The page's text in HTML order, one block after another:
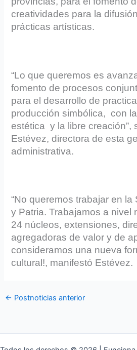
creatividades para la
prácticas artísticas.
“Lo que queremos es
fomento de procesos
para el desarrollo de
producción simbólica, con
estética y la libre creación”,
Estévez, directora de esta
administrativa.
“No queremos trabajar en la
y Patria. Trabajamos a nivel
24 núcleos, extensiones,
agregadoras de valor y de
consideramos una nueva
cultural!, manifestó Estévez.
← Postnoticias anterior